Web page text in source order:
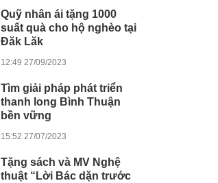
Quỹ nhân ái tặng 1000
suất quà cho hộ nghèo tại
Đăk Lăk
12:49 27/09/2023
Tìm giải pháp phát triển
thanh long Bình Thuận
bền vững
15:52 27/07/2023
Tặng sách và MV Nghệ
thuật “Lời Bác dặn trước